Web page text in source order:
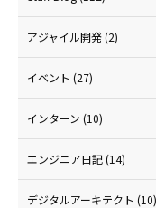
アジャイル開発(2)
イベント (27)
インターン (10)
エンジニア日記(14)
デジタルアーキテクト (10)